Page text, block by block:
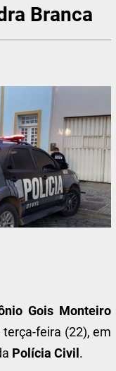
Branca
Gois Monteiro
feira (22), em
Polícia Civil .